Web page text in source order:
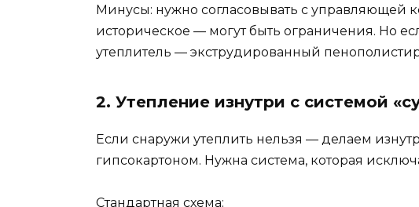
Минусы: нужно согласовывать с управляющей
историческое — могут быть ограничения. Но
утеплитель — экструдированный
2. Утепление изнутри с системой
Если снаружи утеплить нельзя — делаем
гипсокартоном. Нужна система, которая
Стандартная схема: